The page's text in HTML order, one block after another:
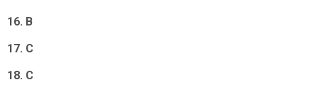
16. B
17. C
18. C